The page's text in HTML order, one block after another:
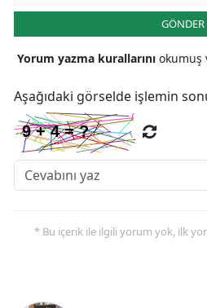
GÖNDER
Yorum yazma kurallarını okumuş
Aşağıdaki görselde işlemin
* Bu içerik ile ilgili yorum yok, ilk